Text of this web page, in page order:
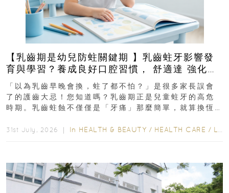
【乳齒期是幼兒防蛀關鍵期 】乳齒蛀牙影響發
育與學習？養成良好口腔習慣， 舒適達 強化琺
瑯質 兒童牙膏防護指南
「以為乳齒早晚會換，蛀了都不怕？」是很多家長誤會
了的護齒大忌！您知道嗎？乳齒期正是兒童蛀牙的高危
時期。乳齒蛀蝕不僅僅是「牙痛」那麼簡單，就算換恆
31st July, 2026 ｜ In HEALTH & BEAUTY / HEALTH CARE / LIFESTYLE